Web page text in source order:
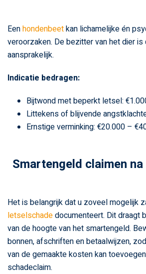
Eenhondenbeetkan lichamelijke én
veroorzaken. De bezitter van het dier is
aansprakelijk.
Indicatie bedragen:
Bijtwond met beperkt letsel:
Littekens of blijvende
Ernstige verminking: €20.000 –
Smartengeld claimen
Het is belangrijk dat u zoveel mogelijk
letselschadedocumenteert. Dit draagt
van de hoogte van het smartengeld.
bonnen, afschriften en betaalwijzen,
van de gemaakte kosten kan
schadeclaim.